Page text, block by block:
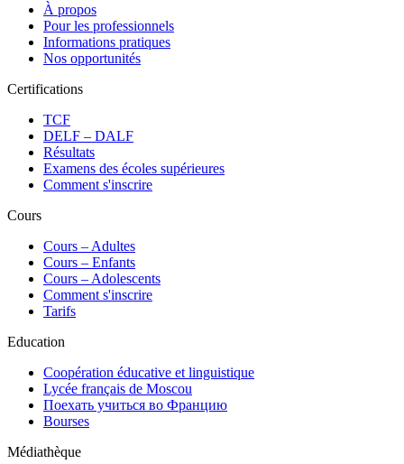
À propos
Pour les professionnels
Informations pratiques
Nos opportunités
Certifications
TCF
DELF – DALF
Résultats
Examens des écoles supérieures
Comment s'inscrire
Cours
Сours – Adultes
Cours – Enfants
Cours – Adolescents
Comment s'inscrire
Tarifs
Education
Coopération éducative et linguistique
Lycée français de Moscou
Поехать учиться во Францию
Bourses
Médiathèque